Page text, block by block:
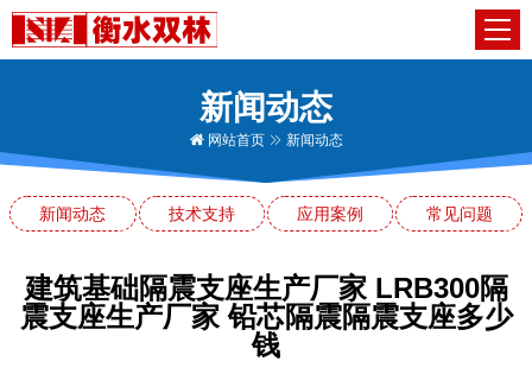
新闻动态
网站首页 新闻动态
新闻动态 技术支持 应用案例 常见问题
建筑基础隔震支座生产厂家 LRB300隔
震支座生产厂家 铅芯隔震隔震支座多少
钱